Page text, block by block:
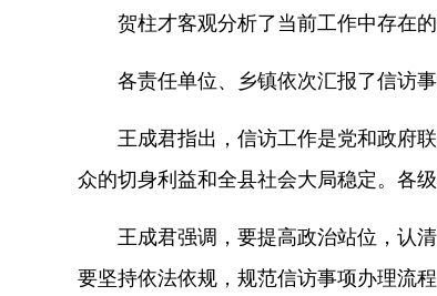
贺柱才客观分析了当前工作中存在
各责任单位、乡镇依次汇报了信访
王成君指出，信访工作是党和政府
众的切身利益和全县社会大局稳定。各
王成君强调，要提高政治站位，认
要坚持依法依规，规范信访事项办理流